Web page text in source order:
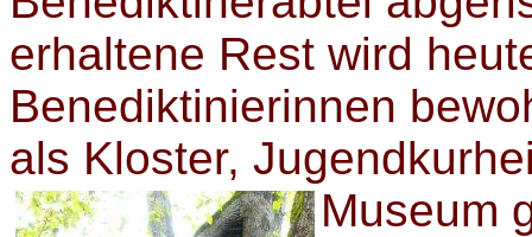
erhaltene Rest wird
Benediktinierinnen
als Kloster,
Museum